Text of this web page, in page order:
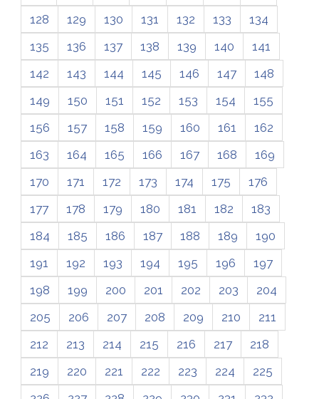
128
129 130 131 132 133
134
135
136 137 138 139 140
141
142
143 144 145 146 147
148
149
150 151 152 153 154
155
156
157 158 159 160 161
162
163
164 165 166 167 168
169
170
171 172 173 174 175
176
177
178 179 180 181 182
183
184
185 186 187 188 189
190
191
192 193 194 195 196
197
198
199 200 201 202 203
204
205
206 207 208 209 210
211
212
213 214 215 216 217
218
219
220 221 222 223 224
225